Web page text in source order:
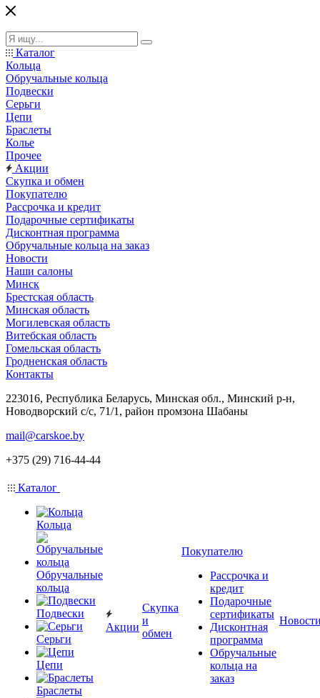
Каталог
Кольца
Обручальные кольца
Подвески
Серьги
Цепи
Браслеты
Колье
Прочее
Акции
Скупка и обмен
Покупателю
Рассрочка и кредит
Подарочные сертификаты
Дисконтная программа
Обручальные кольца на заказ
Новости
Наши салоны
Минск
Брестская область
Минская область
Могилевская область
Витебская область
Гомельская область
Гродненская область
Контакты
223016, Республика Беларусь, Минская обл., Минский р-н,
Новодворский с/с, 71/1, район промзона Шабаны
mail@carskoe.by
+375 (29) 716-44-44
Каталог
Кольца
Обручальные
кольца
Подвески
Серьги
Цепи
Браслеты
Акции
Скупка
и
обмен
Покупателю
Рассрочка и
кредит
Подарочные
сертификаты
Дисконтная
программа
Обручальные
кольца на
заказ